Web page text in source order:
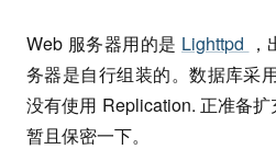
Web 服务器用的是 Lighttpd
务器是自行组装的。数据库采
没有使用 Replication. 正准备
暂且保密一下。